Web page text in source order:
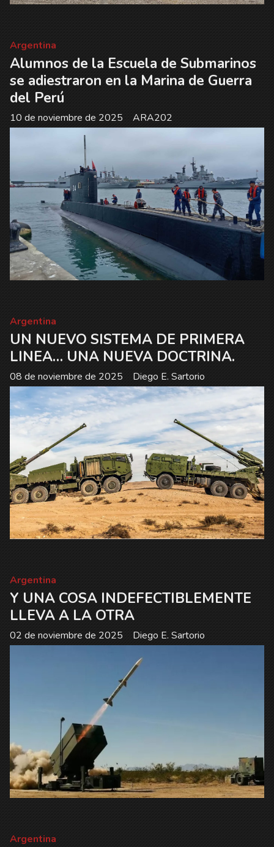
Alumnos de la Escuela de Submarinos
se adiestraron en la Marina de Guerra
del Perú
ARA202
Argentina
10 de noviembre de 2025
UN NUEVO SISTEMA DE PRIMERA
LINEA… UNA NUEVA DOCTRINA.
Diego E. Sartorio
Argentina
08 de noviembre de 2025
Y UNA COSA INDEFECTIBLEMENTE
LLEVA A LA OTRA
Diego E. Sartorio
Argentina
02 de noviembre de 2025
Argentina